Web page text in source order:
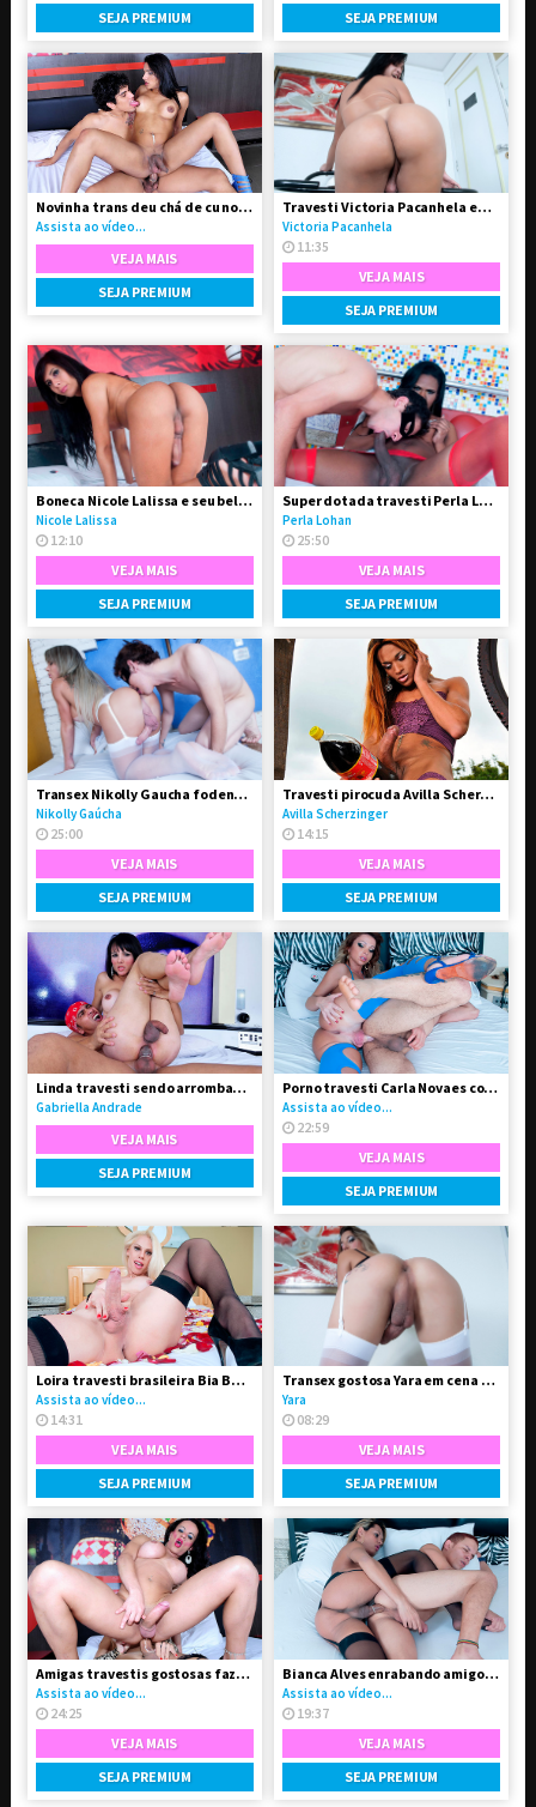
SEJA PREMIUM
SEJA PREMIUM
Novinha trans deu chá de cu no seu namorado
Assista ao vídeo...
VEJA MAIS
SEJA PREMIUM
Travesti Victoria Pacanhela em vídeo solo
Victoria Pacanhela
11:35
VEJA MAIS
SEJA PREMIUM
Boneca Nicole Lalissa e seu belo e grande dote
Nicole Lalissa
12:10
VEJA MAIS
SEJA PREMIUM
Super dotada travesti Perla Lohan fodeu o garotão
Perla Lohan
25:50
VEJA MAIS
SEJA PREMIUM
Transex Nikolly Gaucha fodendo o boy Marquinhos
Nikolly Gaúcha
25:00
VEJA MAIS
SEJA PREMIUM
Travesti pirocuda Avilla Scherzinger
Avilla Scherzinger
14:15
VEJA MAIS
SEJA PREMIUM
Linda travesti sendo arrombada pelo seu Boy
Gabriella Andrade
VEJA MAIS
SEJA PREMIUM
Porno travesti Carla Novaes comendo homem
Assista ao vídeo...
22:59
VEJA MAIS
SEJA PREMIUM
Loira travesti brasileira Bia Bastos pelada
Assista ao vídeo...
14:31
VEJA MAIS
SEJA PREMIUM
Transex gostosa Yara em cena solo
Yara
08:29
VEJA MAIS
SEJA PREMIUM
Amigas travestis gostosas fazendo troca-troca
Assista ao vídeo...
24:25
VEJA MAIS
SEJA PREMIUM
Bianca Alves enrabando amigo gay
Assista ao vídeo...
19:37
VEJA MAIS
SEJA PREMIUM